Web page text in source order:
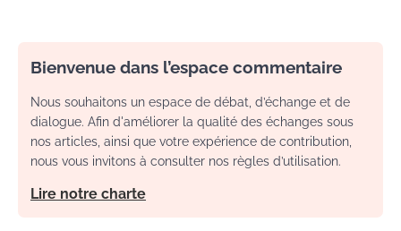
Bienvenue dans l’espace commentaire
Nous souhaitons un espace de débat, d’échange et de
dialogue. Afin d'améliorer la qualité des échanges sous
nos articles, ainsi que votre expérience de contribution,
nous vous invitons à consulter nos règles d’utilisation.
Lire notre charte